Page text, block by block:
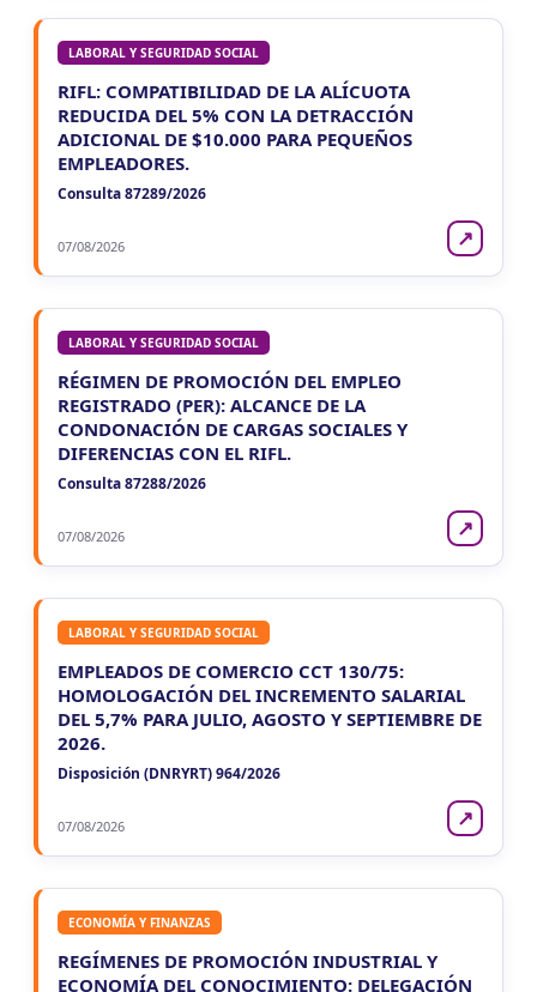
LABORAL Y SEGURIDAD SOCIAL
RIFL: COMPATIBILIDAD DE LA ALÍCUOTA
REDUCIDA DEL 5% CON LA DETRACCIÓN
ADICIONAL DE $10.000 PARA PEQUEÑOS
EMPLEADORES.
Consulta 87289/2026
07/08/2026 ↗
LABORAL Y SEGURIDAD SOCIAL
RÉGIMEN DE PROMOCIÓN DEL EMPLEO
REGISTRADO (PER): ALCANCE DE LA
CONDONACIÓN DE CARGAS SOCIALES Y
DIFERENCIAS CON EL RIFL.
Consulta 87288/2026
07/08/2026 ↗
LABORAL Y SEGURIDAD SOCIAL
EMPLEADOS DE COMERCIO CCT 130/75:
HOMOLOGACIÓN DEL INCREMENTO SALARIAL
DEL 5,7% PARA JULIO, AGOSTO Y SEPTIEMBRE DE
2026.
Disposición (DNRYRT) 964/2026
07/08/2026 ↗
ECONOMÍA Y FINANZAS
REGÍMENES DE PROMOCIÓN INDUSTRIAL Y
ECONOMÍA DEL CONOCIMIENTO: DELEGACIÓN